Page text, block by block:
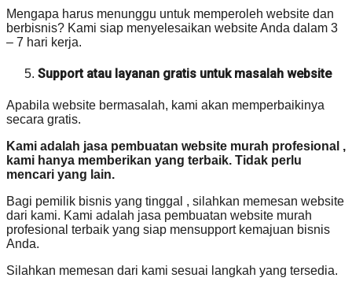
Mengapa harus menunggu untuk memperoleh website dan
berbisnis? Kami siap menyelesaikan website Anda dalam 3
– 7 hari kerja.
Support atau layanan gratis untuk masalah website
Apabila website bermasalah, kami akan memperbaikinya
secara gratis.
Kami adalah jasa pembuatan website murah profesional ,
kami hanya memberikan yang terbaik. Tidak perlu
mencari yang lain.
Bagi pemilik bisnis yang tinggal , silahkan memesan website
dari kami. Kami adalah jasa pembuatan website murah
profesional terbaik yang siap mensupport kemajuan bisnis
Anda.
Silahkan memesan dari kami sesuai langkah yang tersedia.